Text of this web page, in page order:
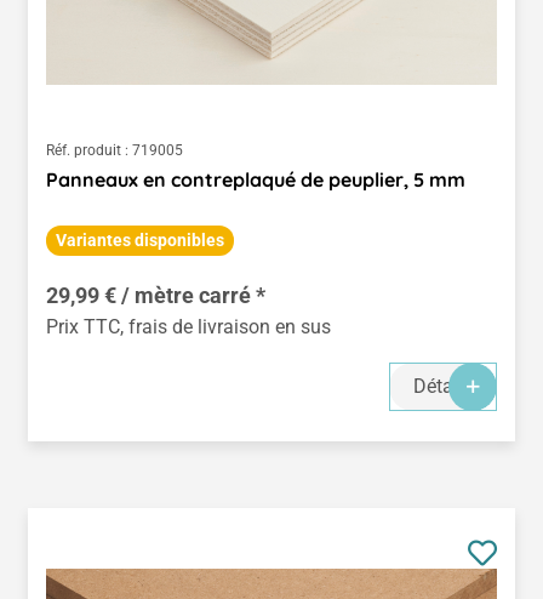
Réf. produit : 719005
Panneaux en contreplaqué de peuplier, 5 mm
Variantes disponibles
29,99 € / mètre carré *
Prix TTC, frais de livraison en sus
Détails